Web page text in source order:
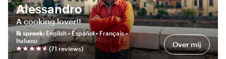
Alessandro
A cooking lover!!
Ik spreek: English • Español • Français •
Italiano
(71reviews) Over mij